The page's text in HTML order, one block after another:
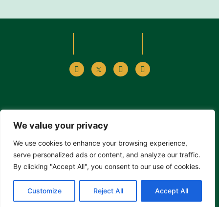
We value your privacy
We use cookies to enhance your browsing experience,
serve personalized ads or content, and analyze our traffic.
By clicking "Accept All", you consent to our use of cookies.
Customize Reject All Accept All
Alp Sevimlisoy owns all types of intellectual property rights,
including but not limited to the rights of processing,
reproduction, dissemination, representation, and public
transmission, as well as the right to be identified and the right